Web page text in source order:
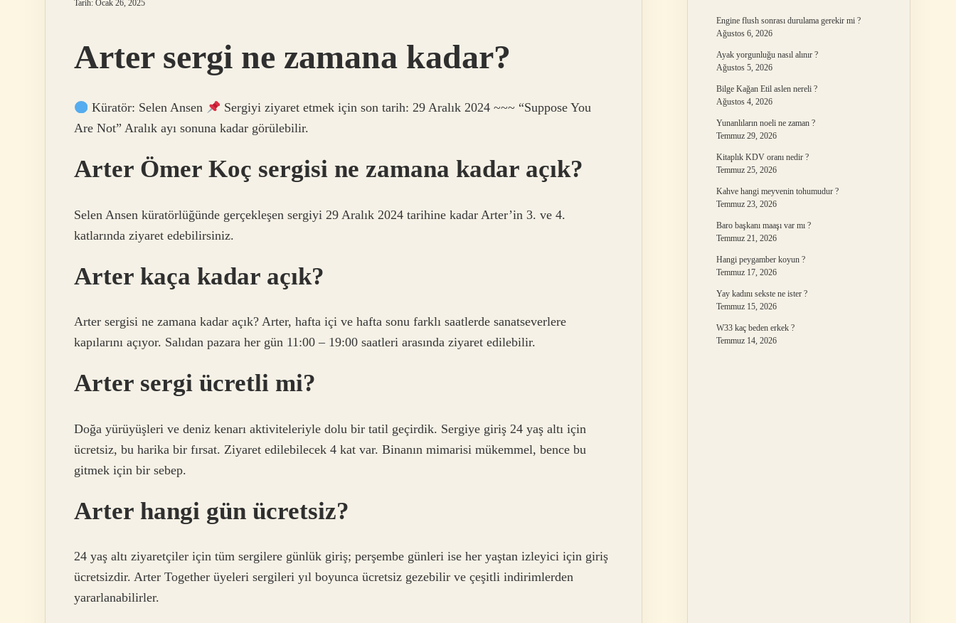
Tarih: Ocak 26, 2025
Arter sergi ne zamana kadar?
Küratör: Selen Ansen
Sergiyi ziyaret etmek için son tarih: 29 Aralık 2024 ~~~ “Suppose You
Are Not” Aralık ayı sonuna kadar görülebilir.
Arter Ömer Koç sergisi ne zamana kadar açık?
Selen Ansen küratörlüğünde gerçekleşen sergiyi 29 Aralık 2024 tarihine kadar Arter’in 3. ve 4.
katlarında ziyaret edebilirsiniz.
Arter kaça kadar açık?
Arter sergisi ne zamana kadar açık? Arter, hafta içi ve hafta sonu farklı saatlerde sanatseverlere
kapılarını açıyor. Salıdan pazara her gün 11:00 – 19:00 saatleri arasında ziyaret edilebilir.
Arter sergi ücretli mi?
Doğa yürüyüşleri ve deniz kenarı aktiviteleriyle dolu bir tatil geçirdik. Sergiye giriş 24 yaş altı için
ücretsiz, bu harika bir fırsat. Ziyaret edilebilecek 4 kat var. Binanın mimarisi mükemmel, bence bu
gitmek için bir sebep.
Arter hangi gün ücretsiz?
24 yaş altı ziyaretçiler için tüm sergilere günlük giriş; perşembe günleri ise her yaştan izleyici için giriş
ücretsizdir. Arter Together üyeleri sergileri yıl boyunca ücretsiz gezebilir ve çeşitli indirimlerden
yararlanabilirler.
Engine flush sonrası durulama gerekir mi ?
Ağustos 6, 2026
Ayak yorgunluğu nasıl alınır ?
Ağustos 5, 2026
Bilge Kağan Etil aslen nereli ?
Ağustos 4, 2026
Yunanlıların noeli ne zaman ?
Temmuz 29, 2026
Kitaplık KDV oranı nedir ?
Temmuz 25, 2026
Kahve hangi meyvenin tohumudur ?
Temmuz 23, 2026
Baro başkanı maaşı var mı ?
Temmuz 21, 2026
Hangi peygamber koyun ?
Temmuz 17, 2026
Yay kadını sekste ne ister ?
Temmuz 15, 2026
W33 kaç beden erkek ?
Temmuz 14, 2026